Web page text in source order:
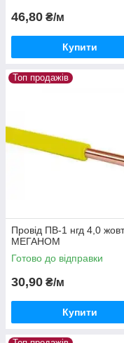
46,80 ₴/м
Купити
Топ продажів
Провід ПВ-1 нгд 4,0
МЕГАНОМ
Готово до відправки
30,90 ₴/м
Купити